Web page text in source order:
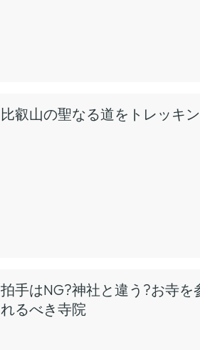
比叡山の聖なる道をトレッキ
拍手はNG?神社と違う?お寺
れるべき寺院